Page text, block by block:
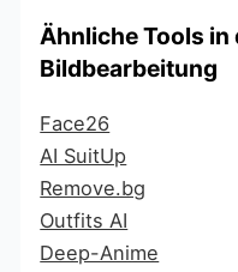
Ähnliche Tools in
Bildbearbeitung
Face26
AI SuitUp
Remove.bg
Outfits AI
Deep-Anime